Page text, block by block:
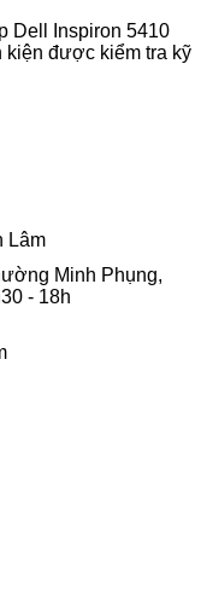
Dell Inspiron 5410
kiện được kiểm tra kỹ
Lâm
Minh Phụng,
- 18h